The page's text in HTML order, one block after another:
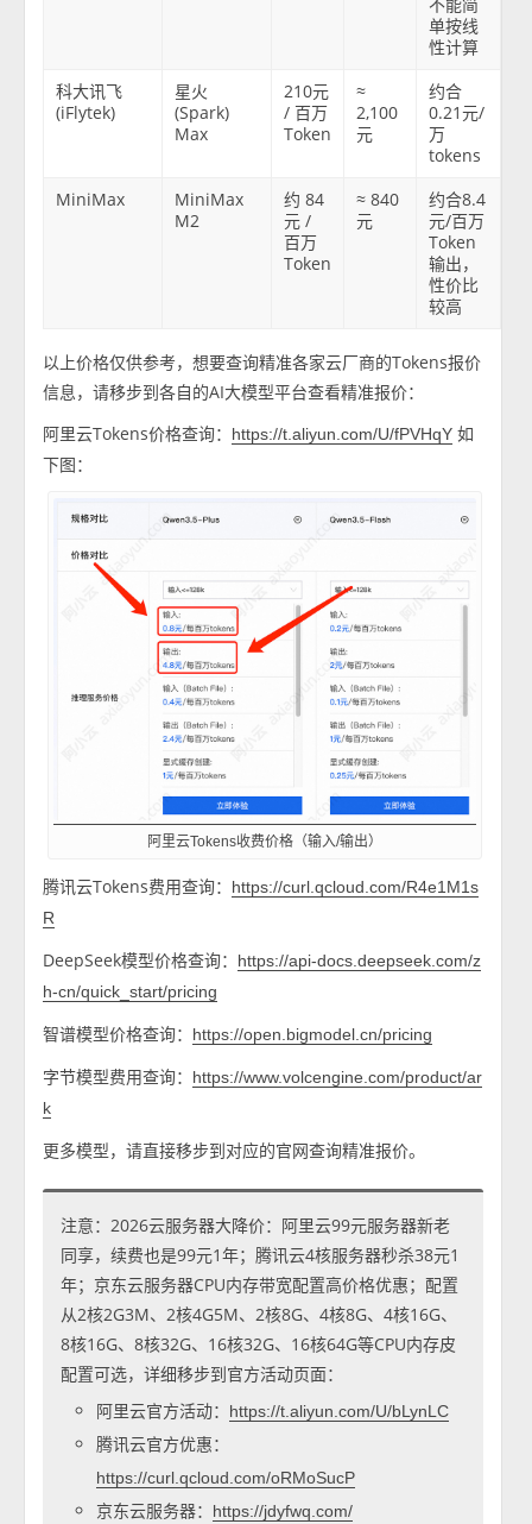
单按线
性计算
科大讯飞
(iFlytek)
星火
(Spark)
Max
210元
/ 百万
Token
≈
2,100
元
约合
0.21元/
万
tokens
MiniMax
MiniMax
M2
约 84
元 /
百万
Token
≈ 840
元
约合8.4
元/百万
Token
输出，
性价比
较高
以上价格仅供参考，想要查询精准各家云厂商的Tokens报价
信息，请移步到各自的AI大模型平台查看精准报价：
阿里云Tokens价格查询：
https://t.aliyun.com/U/fPVHqY 如
下图：
阿里云Tokens收费价格（输入/输出）
腾讯云Tokens费用查询：
https://curl.qcloud.com/R4e1M1s
R
DeepSeek模型价格查询：
https://api-docs.deepseek.com/z
h-cn/quick_start/pricing
智谱模型价格查询： https://open.bigmodel.cn/pricing
字节模型费用查询：
https://www.volcengine.com/product/ar
k
更多模型，请直接移步到对应的官网查询精准报价。
注意：2026云服务器大降价：阿里云99元服务器新老
同享，续费也是99元1年；腾讯云4核服务器秒杀38元1
年；京东云服务器CPU内存带宽配置高价格优惠；配置
从2核2G3M、2核4G5M、2核8G、4核8G、4核16G、
8核16G、8核32G、16核32G、16核64G等CPU内存皮
配置可选，详细移步到官方活动页面：
阿里云官方活动：
https://t.aliyun.com/U/bLynLC
腾讯云官方优惠：
https://curl.qcloud.com/oRMoSucP
京东云服务器： https://jdyfwq.com/